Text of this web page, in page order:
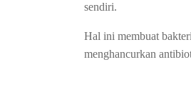
sendiri.
Hal ini membuat
menghancurkan